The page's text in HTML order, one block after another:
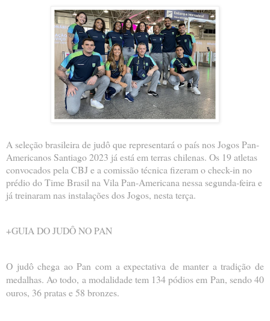
A seleção brasileira de judô que representará o país nos Jogos Pan-
Americanos Santiago 2023 já está em terras chilenas. Os 19 atletas
convocados pela CBJ e a comissão técnica fizeram o check-in no
prédio do Time Brasil na Vila Pan-Americana nessa segunda-feira e
já treinaram nas instalações dos Jogos, nesta terça.
+GUIA DO JUDÔ NO PAN
O judô chega ao Pan com a expectativa de manter a tradição de
medalhas. Ao todo, a modalidade tem 134 pódios em Pan, sendo 40
ouros, 36 pratas e 58 bronzes.